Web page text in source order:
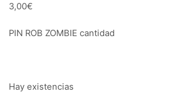
3,00€
PIN ROB ZOMBIE cantidad
Hay existencias